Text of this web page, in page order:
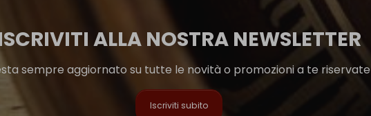
ALLA NOSTRA NEWSLETTER
sempre aggiornato su tutte le novità o promozioni a te riservate
Iscriviti subito